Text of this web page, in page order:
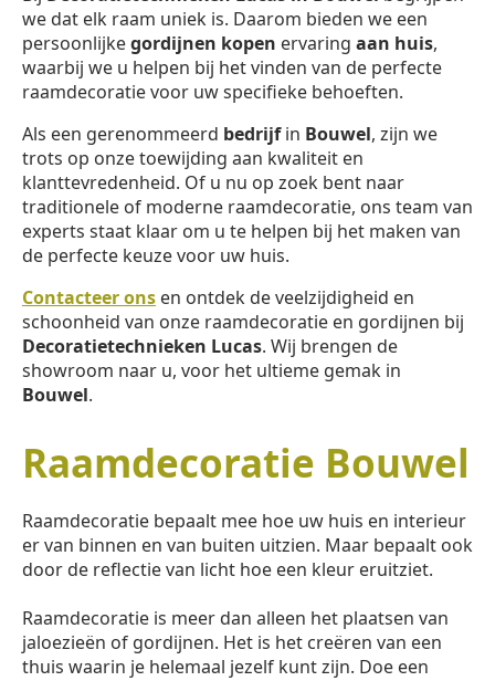
we dat elk raam uniek is. Daarom bieden we een
persoonlijkegordijnen kopen ervaring aan huis,
waarbij we u helpen bij het vinden van de perfecte
raamdecoratie voor uw specifieke behoeften.
Als een gerenommeerd bedrijfin Bouwel, zijn we
trots op onze toewijding aan kwaliteit en
klanttevredenheid. Of u nu op zoek bent naar
traditionele of moderne raamdecoratie, ons team van
experts staat klaar om u te helpen bij het maken van
de perfecte keuze voor uw huis.
Contacteer ons en ontdek de veelzijdigheid en
schoonheid van onze raamdecoratie en gordijnen bij
Decoratietechnieken Lucas. Wij brengen de
showroom naar u, voor het ultieme gemak in
Bouwel.
Raamdecoratie Bouwel
Raamdecoratie bepaalt mee hoe uw huis en interieur
er van binnen en van buiten uitzien. Maar bepaalt ook
door de reflectie van licht hoe een kleur eruitziet.
Raamdecoratie is meer dan alleen het plaatsen van
jaloezieën of gordijnen. Het is het creëren van een
thuis waarin je helemaal jezelf kunt zijn. Doe een